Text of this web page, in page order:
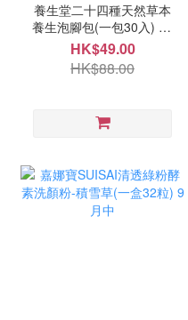
養生堂二十四種天然草本
養生泡腳包(一包30入) 10
月頭
HK$49.00
HK$88.00